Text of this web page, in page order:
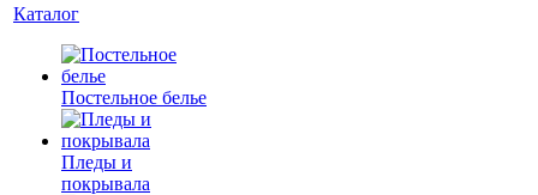
Каталог
Постельное белье
Пледы и
покрывала